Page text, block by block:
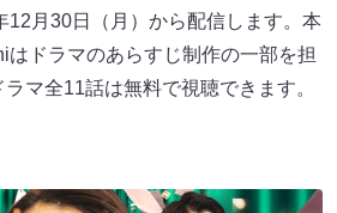
12月30日（月）から配信します。本
はドラマのあらすじ制作の一部を担
マ全11話は無料で視聴できます。